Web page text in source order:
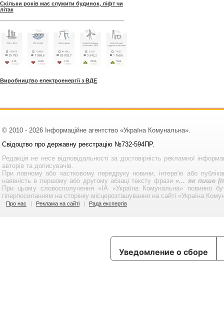
Скільки років має служити будинок, ліфт чи
літак
Виробництво електроенергії з ВДЕ
© 2010 - 2026 Інформаційне агентство «Україна Комунальна».
Свідоцтво про державну реєстрацію №732-594ПР.
Редакція не несе відповідальності за достовірність рекламної
авторів та дописувачів.
При повному або частковому передруку новини, інтерв'ю або
наявність в першому або другому абзаці тексту фрази«... як пише
При цьому словосполучення «ІА «Україна Комунальна» повинно
гіперпосиланням на сторінку місцерозташування на сайті «Україна
Про нас Реклама на сайті Рада експертів
Уведомление о сборе